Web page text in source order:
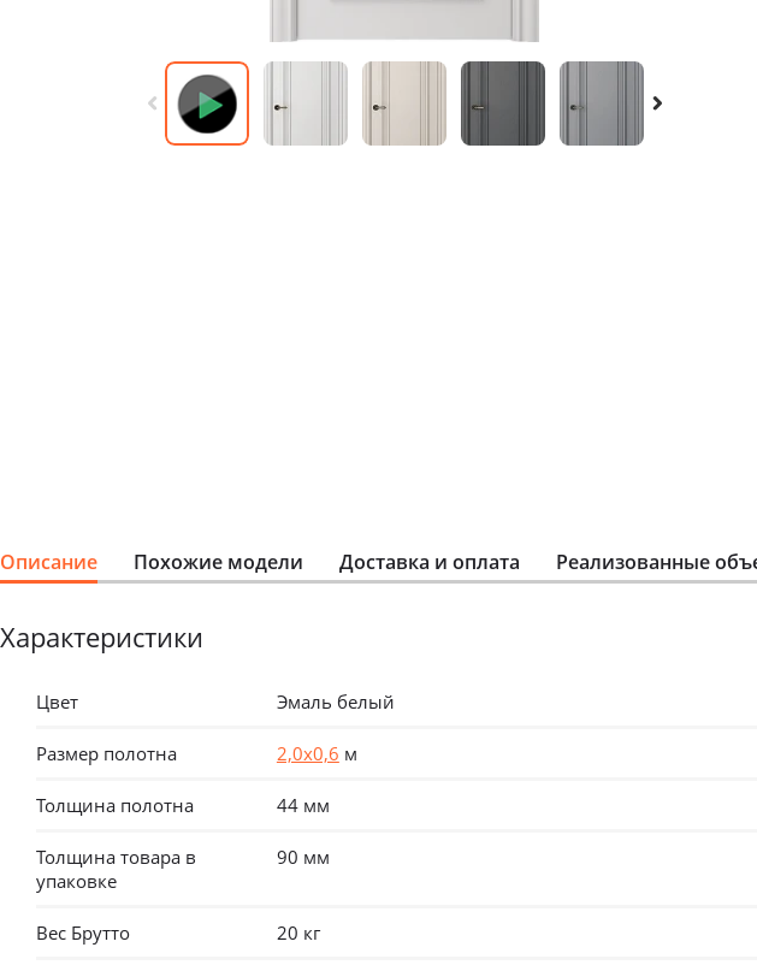
Описание Похожие модели Доставка и оплата Реализованные
Характеристики
Цвет Эмаль белый
Размер полотна 2,0х0,6 м
Толщина полотна 44 мм
Толщина товара в
упаковке
90 мм
Вес Брутто 20 кг